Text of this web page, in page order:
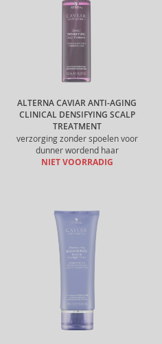
ALTERNA CAVIAR ANTI-AGING
CLINICAL DENSIFYING SCALP
TREATMENT
verzorging zonder spoelen voor
dunner wordend haar
NIET VOORRADIG